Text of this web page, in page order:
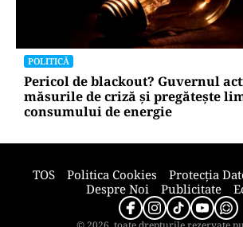
POLITICĂ
Pericol de blackout? Guvernul
măsurile de criză și pregătește
consumului de energie
TOS Politica Cookies
Protecția
Despre Noi
Publicitate